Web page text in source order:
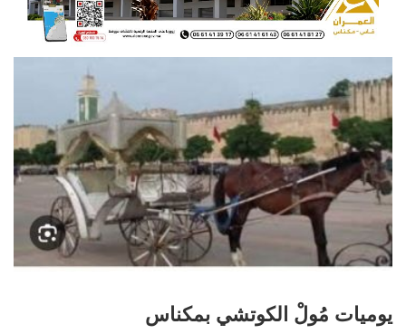
يوميات مُولْ الكوتشي بمكناس